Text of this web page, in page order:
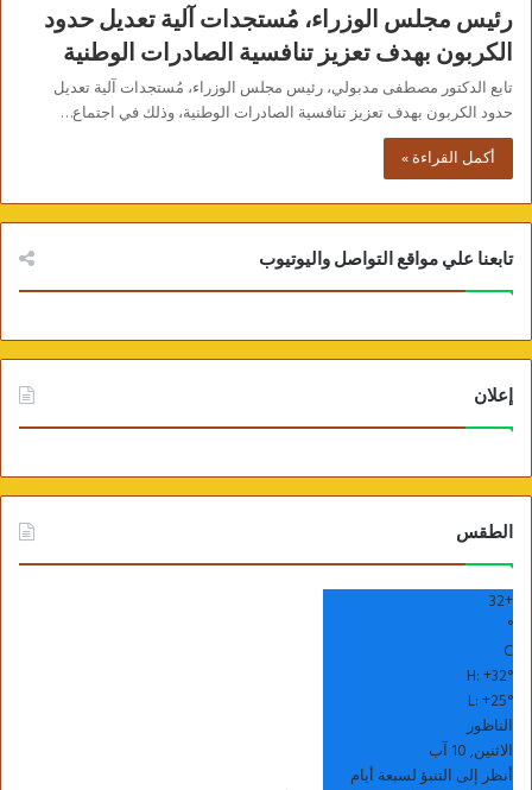
رئيس مجلس الوزراء، مُستجدات آلية تعديل حدود
الكربون بهدف تعزيز تنافسية الصادرات الوطنية
تابع الدكتور مصطفى مدبولي، رئيس مجلس الوزراء، مُستجدات آلية تعديل
حدود الكربون بهدف تعزيز تنافسية الصادرات الوطنية، وذلك في اجتماع…
أكمل القراءة »
تابعنا علي مواقع التواصل واليوتيوب
إعلان
الطقس
+
32
°
C
H:+32°
L:+25°
الناظور
الاثنين, 10 آب
أنظر إلى التنبؤ لسبعة أيام